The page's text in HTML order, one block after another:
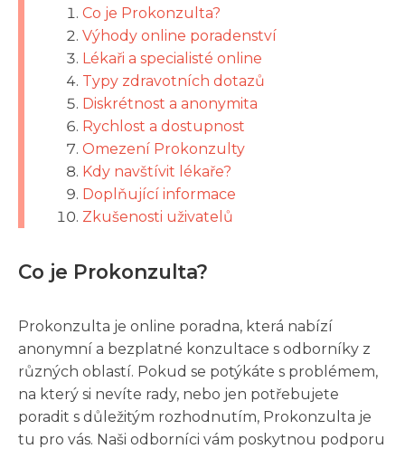
Co je Prokonzulta?
Výhody online poradenství
Lékaři a specialisté online
Typy zdravotních dotazů
Diskrétnost a anonymita
Rychlost a dostupnost
Omezení Prokonzulty
Kdy navštívit lékaře?
Doplňující informace
Zkušenosti uživatelů
Co je Prokonzulta?
Prokonzulta je online poradna, která nabízí
anonymní a bezplatné konzultace s odborníky z
různých oblastí. Pokud se potýkáte s problémem,
na který si nevíte rady, nebo jen potřebujete
poradit s důležitým rozhodnutím, Prokonzulta je
tu pro vás. Naši odborníci vám poskytnou podporu